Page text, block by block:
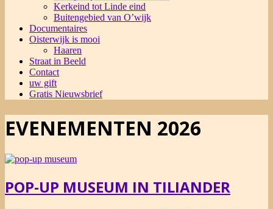
Kerkeind tot Linde eind
Buitengebied van O’wijk
Documentaires
Oisterwijk is mooi
Haaren
Straat in Beeld
Contact
uw gift
Gratis Nieuwsbrief
EVENEMENTEN 2026
POP-UP MUSEUM IN TILIANDER